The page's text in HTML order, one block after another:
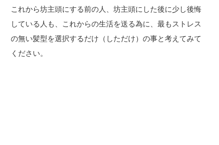
これから坊主頭にする前の人、坊主頭にした後に少し後悔
している人も、これからの生活を送る為に、最もストレス
の無い髪型を選択するだけ（しただけ）の事と考えてみて
ください。